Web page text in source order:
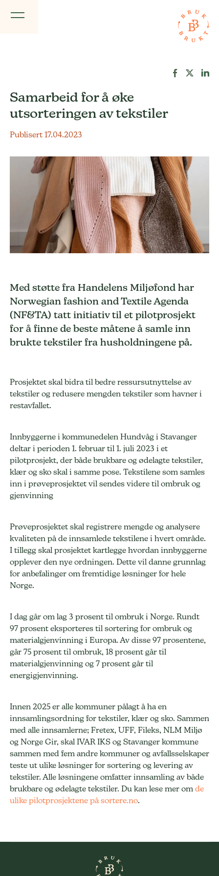
Samarbeid for å øke
utsorteringen av tekstiler
Publisert 17.04.2023
Med støtte fra Handelens Miljøfond har
Norwegian fashion and Textile Agenda
(NF&TA) tatt initiativ til et pilotprosjekt
for å finne de beste måtene å samle inn
brukte tekstiler fra husholdningene på.
Prosjektet skal bidra til bedre ressursutnyttelse av
tekstiler og redusere mengden tekstiler som havner i
restavfallet.
Innbyggerne i kommunedelen Hundvåg i Stavanger
deltar i perioden 1. februar til 1. juli 2023 i et
pilotprosjekt, der både brukbare og ødelagte tekstiler,
klær og sko skal i samme pose. Tekstilene som samles
inn i prøveprosjektet vil sendes videre til ombruk og
gjenvinning
Prøveprosjektet skal registrere mengde og analysere
kvaliteten på de innsamlede tekstilene i hvert område.
I tillegg skal prosjektet kartlegge hvordan innbyggerne
opplever den nye ordningen. Dette vil danne grunnlag
for anbefalinger om fremtidige løsninger for hele
Norge.
I dag går om lag 3 prosent til ombruk i Norge. Rundt
97 prosent eksporteres til sortering for ombruk og
materialgjenvinning i Europa. Av disse 97 prosentene,
går 75 prosent til ombruk, 18 prosent går til
materialgjenvinning og 7 prosent går til
energigjenvinning.
Innen 2025 er alle kommuner pålagt å ha en
innsamlingsordning for tekstiler, klær og sko. Sammen
med alle innsamlerne; Fretex, UFF, Fileks, NLM Miljø
og Norge Gir, skal IVAR IKS og Stavanger kommune
sammen med fem andre kommuner og avfallsselskaper
teste ut ulike løsninger for sortering og levering av
tekstiler. Alle løsningene omfatter innsamling av både
brukbare og ødelagte tekstiler. Du kan lese mer om de
ulike pilotprosjektene på sortere.no.